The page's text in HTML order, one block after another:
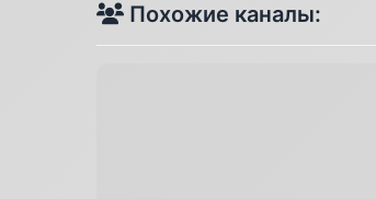
Похожие каналы: